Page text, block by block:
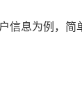
信息为例，